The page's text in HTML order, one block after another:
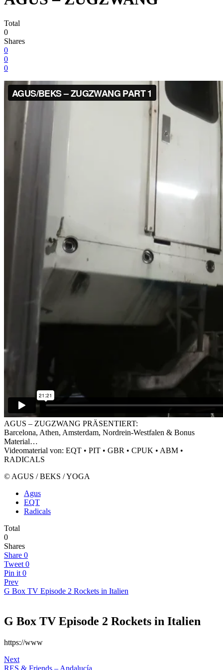
Total
0
Shares
0
0
0
AGUS – ZUGZWANG PRÄSENTIERT:
Barcelona, Athen, Amsterdam, Nordrein-Westfalen & Bonus
Material…
Videomaterial von: EQT • PIT • GBR • CPUK • ABM •
RADICALS
© AGUS / BEKS / YOGA
Agus
EQT
Radicals
Total
0
Shares
Share 0
Tweet 0
Pin it 0
Prev
G Box TV Episode 2 Rockets in Italien
G Box TV Episode 2 Rockets in Italien
https://www
Next